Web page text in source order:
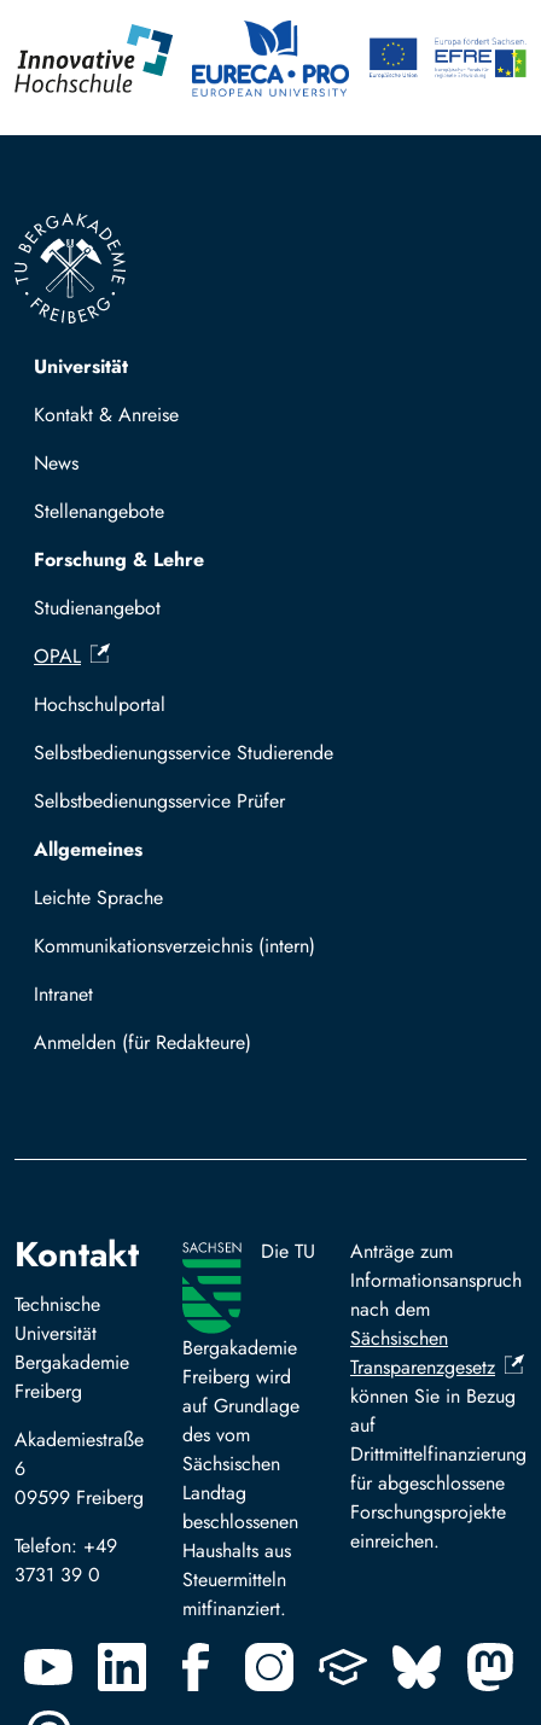
Top navigation
Universität
Kontakt & Anreise
News
Stellenangebote
Forschung & Lehre
Studienangebot
OPAL
Hochschulportal
Selbstbedienungsservice Studierende
Selbstbedienungsservice Prüfer
Allgemeines
Leichte Sprache
Kommunikationsverzeichnis (intern)
Intranet
Mit TUBAF Login anmelden
Kontakt
Technische
Universität
Bergakademie
Freiberg
Akademiestraße
6
09599 Freiberg
Telefon: +49
3731 39 0
Die TU
Bergakademie
Freiberg wird
auf Grundlage
des vom
Sächsischen
Landtag
beschlossenen
Haushalts aus
Steuermitteln
mitfinanziert.
Anträge zum
Informationsanspruch
nach dem
Sächsischen
Transparenzgesetz
können Sie in Bezug
auf
Drittmittelfinanzierung
für abgeschlossene
Forschungsprojekte
einreichen.